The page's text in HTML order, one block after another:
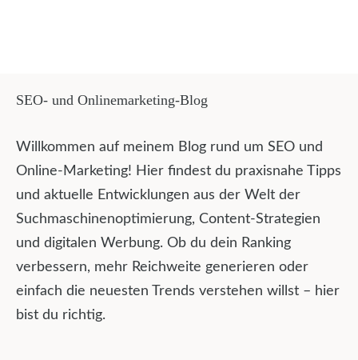
SEO- und Onlinemarketing-Blog
Willkommen auf meinem Blog rund um SEO und
Online-Marketing! Hier findest du praxisnahe Tipps
und aktuelle Entwicklungen aus der Welt der
Suchmaschinenoptimierung, Content-Strategien
und digitalen Werbung. Ob du dein Ranking
verbessern, mehr Reichweite generieren oder
einfach die neuesten Trends verstehen willst – hier
bist du richtig.